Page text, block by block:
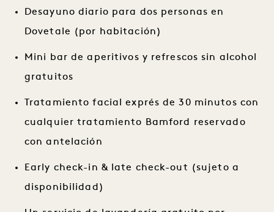
Desayuno diario para dos personas en
Dovetale (por habitación)
Mini bar de aperitivos y refrescos sin alcohol
gratuitos
Tratamiento facial exprés de 30 minutos con
cualquier tratamiento Bamford reservado
con antelación
Early check-in & late check-out (sujeto a
disponibilidad)